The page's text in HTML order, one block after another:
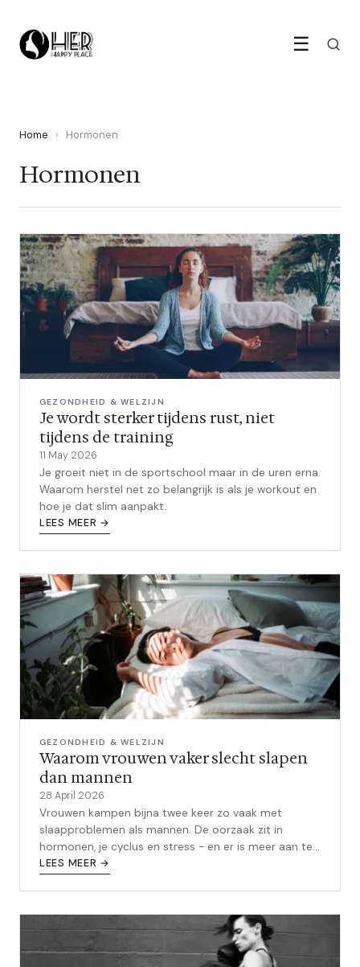
☰
Home › Hormonen
Hormonen
GEZONDHEID & WELZIJN
Je wordt sterker tijdens rust, niet
tijdens de training
11 May 2026
Je groeit niet in de sportschool maar in de uren erna.
Waarom herstel net zo belangrijk is als je workout en
hoe je dat slim aanpakt.
LEES MEER →
GEZONDHEID & WELZIJN
Waarom vrouwen vaker slecht slapen
dan mannen
28 April 2026
Vrouwen kampen bijna twee keer zo vaak met
slaapproblemen als mannen. De oorzaak zit in
hormonen, je cyclus en stress - en er is meer aan te
doen dan je denkt.
LEES MEER →